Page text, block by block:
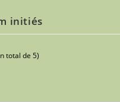
initiés
total de 5)